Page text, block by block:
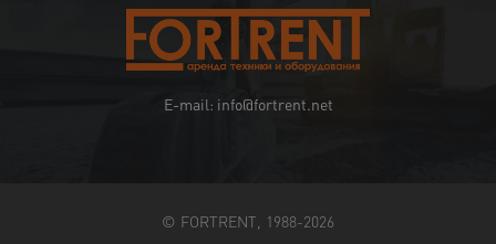
E-mail: info@fortrent.net
© FORTRENT, 1988-2026